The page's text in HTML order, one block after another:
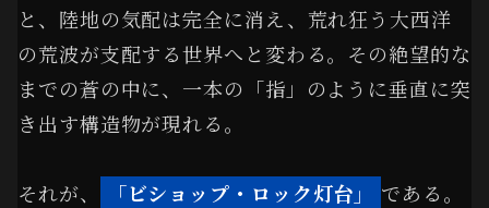
と、陸地の気配は完全に消え、荒れ狂う大西洋
の荒波が支配する世界へと変わる。その絶望的な
までの蒼の中に、一本の「指」のように垂直に突
き出す構造物が現れる。
それが、 「ビショップ・ロック灯台」 である。